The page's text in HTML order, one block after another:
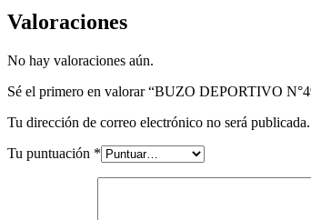
Valoraciones
No hay valoraciones aún.
Sé el primero en valorar “BUZO DEPORTIVO
Tu dirección de correo electrónico no será publicada.
Tu puntuación *